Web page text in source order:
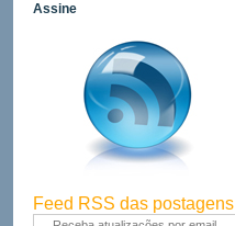
Assine
Feed RSS das postagens